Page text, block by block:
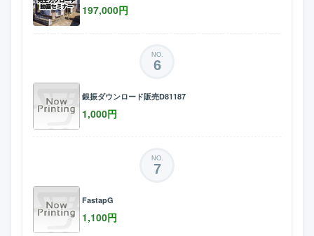
197,000円
NO.
6
銀振ダウンロード販売D81187
1,000円
NO.
7
FastapG
1,100円